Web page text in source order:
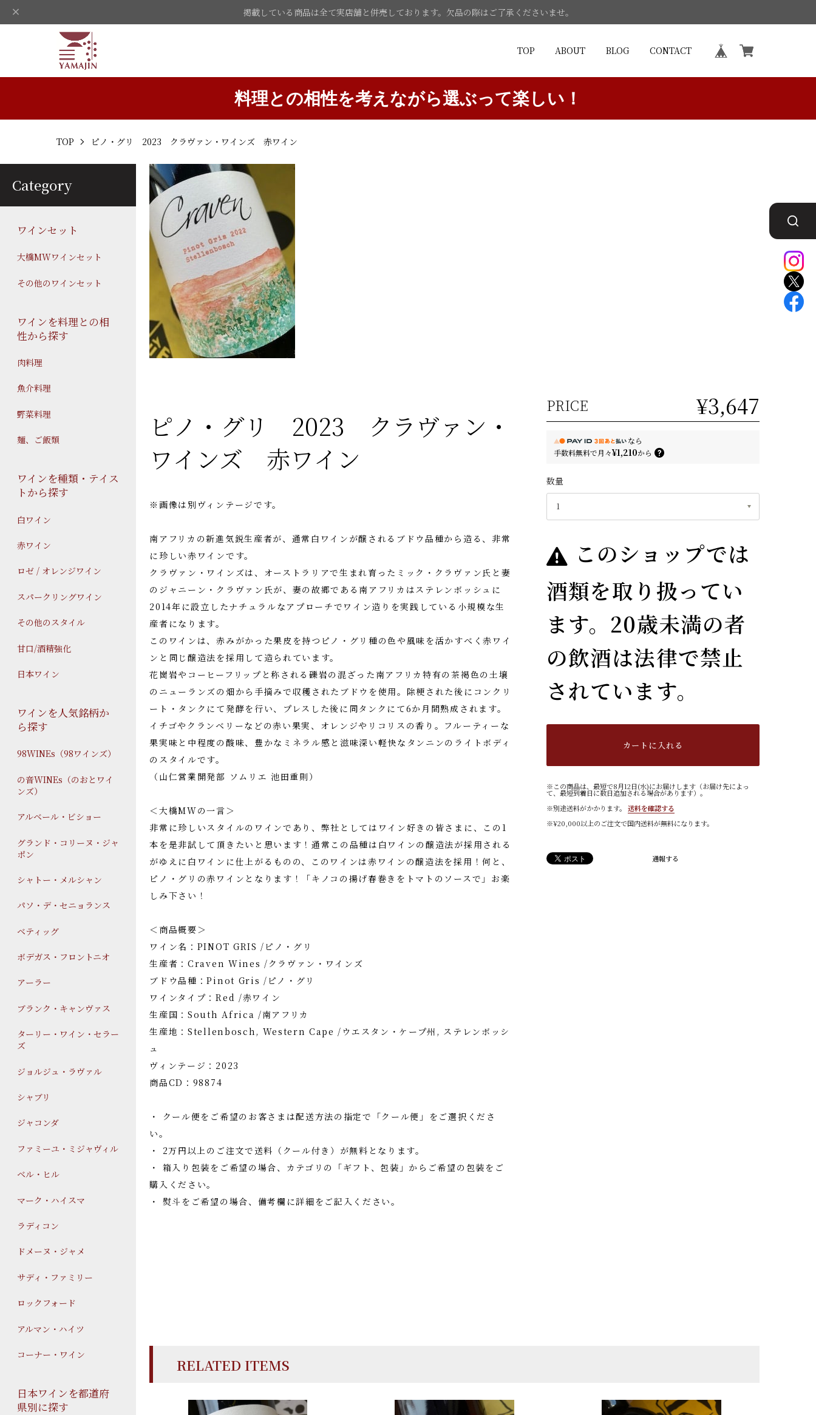
掲載している商品は全て実店舗と併売しております。欠品の際はご了承くださいませ。
TOP ABOUT BLOG CONTACT
料理との相性を考えながら選ぶって楽しい！
Category
ワインセット
大橋MWワインセット
その他のワインセット
ワインを料理との相
性から探す
肉料理
魚介料理
野菜料理
麺、ご飯類
ワインを種類・テイス
トから探す
白ワイン
赤ワイン
ロゼ / オレンジワイン
スパークリングワイン
その他のスタイル
甘口/酒精強化
日本ワイン
ワインを人気銘柄か
ら探す
98WINEs（98ワインズ）
の音WINEs（のおとワイ
ンズ）
アルベール・ビショー
グランド・コリーヌ・ジャ
ポン
シャトー・メルシャン
パソ・デ・セニョランス
ベティッグ
ボデガス・フロントニオ
アーラー
ブランク・キャンヴァス
ターリー・ワイン・セラー
ズ
ジョルジュ・ラヴァル
シャブリ
ジャコンダ
ファミーユ・ミジャヴィル
ベル・ヒル
マーク・ハイスマ
ラディコン
ドメーヌ・ジャメ
サディ・ファミリー
ロックフォード
アルマン・ハイツ
コーナー・ワイン
日本ワインを都道府
県別に探す
TOP ピノ・グリ 2023 クラヴァン・ワインズ 赤ワイン
ピノ・グリ 2023 クラヴァン・
ワインズ 赤ワイン
※画像は別ヴィンテージです。
南アフリカの新進気鋭生産者が、通常白ワインが醸されるブドウ品種から造る、非常
に珍しい赤ワインです。
クラヴァン・ワインズは、オーストラリアで生まれ育ったミック・クラヴァン氏と妻
のジャニーン・クラヴァン氏が、妻の故郷である南アフリカはステレンボッシュに
2014年に設立したナチュラルなアプローチでワイン造りを実践している小規模な生
産者になります。
このワインは、赤みがかった果皮を持つピノ・グリ種の色や風味を活かすべく赤ワイ
ンと同じ醸造法を採用して造られています。
花崗岩やコーヒーフリップと称される礫岩の混ざった南アフリカ特有の茶褐色の土壌
のニューランズの畑から手摘みで収穫されたブドウを使用。除梗された後にコンクリ
ート・タンクにて発酵を行い、プレスした後に同タンクにて6か月間熟成されます。
イチゴやクランベリーなどの赤い果実、オレンジやリコリスの香り。フルーティーな
果実味と中程度の酸味、豊かなミネラル感と滋味深い軽快なタンニンのライトボディ
のスタイルです。
（山仁営業開発部 ソムリエ 池田重則）
＜大橋MWの一言＞
非常に珍しいスタイルのワインであり、弊社としてはワイン好きの皆さまに、この1
本を是非試して頂きたいと思います！通常この品種は白ワインの醸造法が採用される
がゆえに白ワインに仕上がるものの、このワインは赤ワインの醸造法を採用！何と、
ピノ・グリの赤ワインとなります！「キノコの揚げ春巻きをトマトのソースで」お楽
しみ下さい！
＜商品概要＞
ワイン名：PINOT GRIS /ピノ・グリ
生産者：Craven Wines /クラヴァン・ワインズ
ブドウ品種：Pinot Gris /ピノ・グリ
ワインタイプ：Red /赤ワイン
生産国：South Africa /南アフリカ
生産地：Stellenbosch, Western Cape /ウエスタン・ケープ州, ステレンボッシ
ュ
ヴィンテージ：2023
商品CD：98874
・ クール便をご希望のお客さまは配送方法の指定で「クール便」をご選択くださ
い。
・ 2万円以上のご注文で送料（クール付き）が無料となります。
・ 箱入り包装をご希望の場合、カテゴリの「ギフト、包装」からご希望の包装をご
購入ください。
・ 熨斗をご希望の場合、備考欄に詳細をご記入ください。
PRICE ¥3,647
なら
手数料無料で月々¥1,210から
数量
このショップでは
酒類を取り扱ってい
ます。20歳未満の者
の飲酒は法律で禁止
されています。
カートに入れる
※この商品は、最短で8月12日(水)にお届けします（お届け先によっ
て、最短到着日に数日追加される場合があります）。
※別途送料がかかります。
送料を確認する
※¥20,000以上のご注文で国内送料が無料になります。
通報する
RELATED ITEMS